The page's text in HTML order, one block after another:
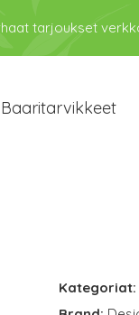
tarjoukset
Baaritarvikkeet
Kategoriat: